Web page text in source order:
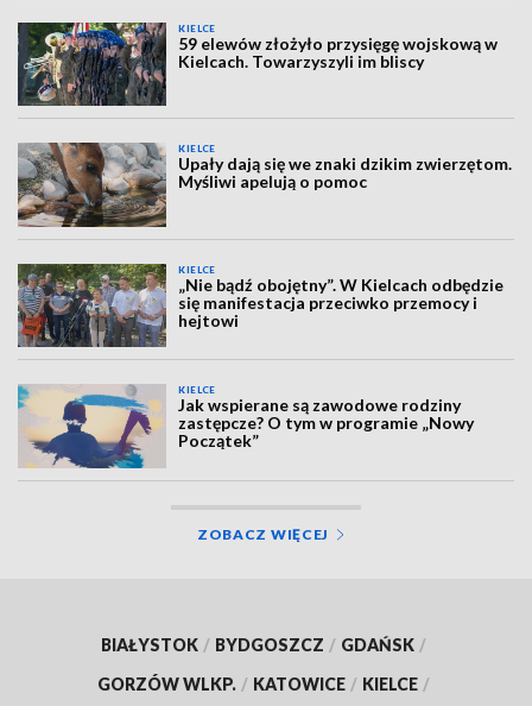
KIELCE
59 elewów złożyło przysięgę wojskową w
Kielcach. Towarzyszyli im bliscy
KIELCE
Upały dają się we znaki dzikim zwierzętom.
Myśliwi apelują o pomoc
KIELCE
„Nie bądź obojętny”. W Kielcach odbędzie
się manifestacja przeciwko przemocy i
hejtowi
KIELCE
Jak wspierane są zawodowe rodziny
zastępcze? O tym w programie „Nowy
Początek”
ZOBACZ WIĘCEJ
BIAŁYSTOK / BYDGOSZCZ / GDAŃSK /
GORZÓW WLKP. / KATOWICE / KIELCE /